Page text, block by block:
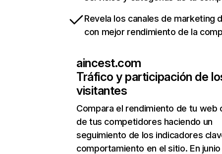
Revela los canales de marketing
con mejor rendimiento de la
aincest.com
Tráfico y participación de
visitantes
Compara el rendimiento de tu web
de tus competidores haciendo un
seguimiento de los indicadores
comportamiento en el sitio. En junio